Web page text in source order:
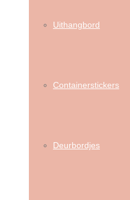
Uithangbord
Containerstickers
Deurbordjes